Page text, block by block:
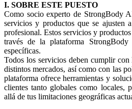
I. SOBRE ESTE PUESTO
Como socio experto de StrongBody
servicios y productos que se ajusten
profesional. Estos servicios y
través de la plataforma StrongBody
específicas.
Todos los servicios deben cumplir con
distintos mercados, así como con las
plataforma ofrece herramientas y
clientes tanto globales como locales,
allá de tus limitaciones geográficas